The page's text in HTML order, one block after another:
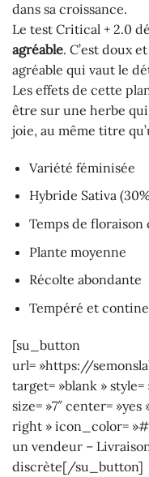
dans sa croissance.
Le test Critical + 2.0
agréable. C’est doux
agréable qui vaut le
Les effets de cette
être sur une herbe
joie, au même titre
Variété féminisée
Hybride Sativa
Temps de floraison
Plante moyenne
Récolte abondante
Tempéré et
[su_button
url= »https://
target= »blank »
size= »7″ center=
right » icon_color=
un vendeur –
discrète[/su_button]